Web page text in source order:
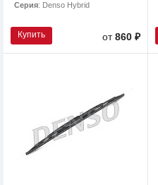
Серия: Denso Hybrid
Купить от860 ₽